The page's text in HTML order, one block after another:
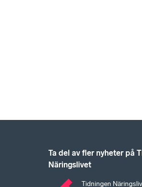
Ta del av fler nyheter på
Näringslivet
Tidningen